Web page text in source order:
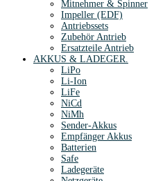
Mitnehmer & Spinner
Impeller (EDF)
Antriebssets
Zubehör Antrieb
Ersatzteile Antrieb
AKKUS & LADEGER.
LiPo
Li-Ion
LiFe
NiCd
NiMh
Sender-Akkus
Empfänger Akkus
Batterien
Safe
Ladegeräte